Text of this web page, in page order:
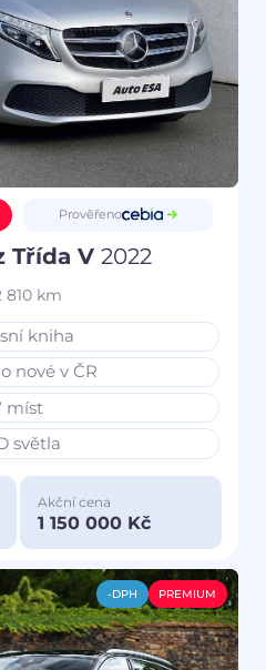
Prověřeno
Třída V 2022
810 km
kniha
nové v ČR
míst
světla
Akční cena
1 150 000 Kč
-DPH PREMIUM